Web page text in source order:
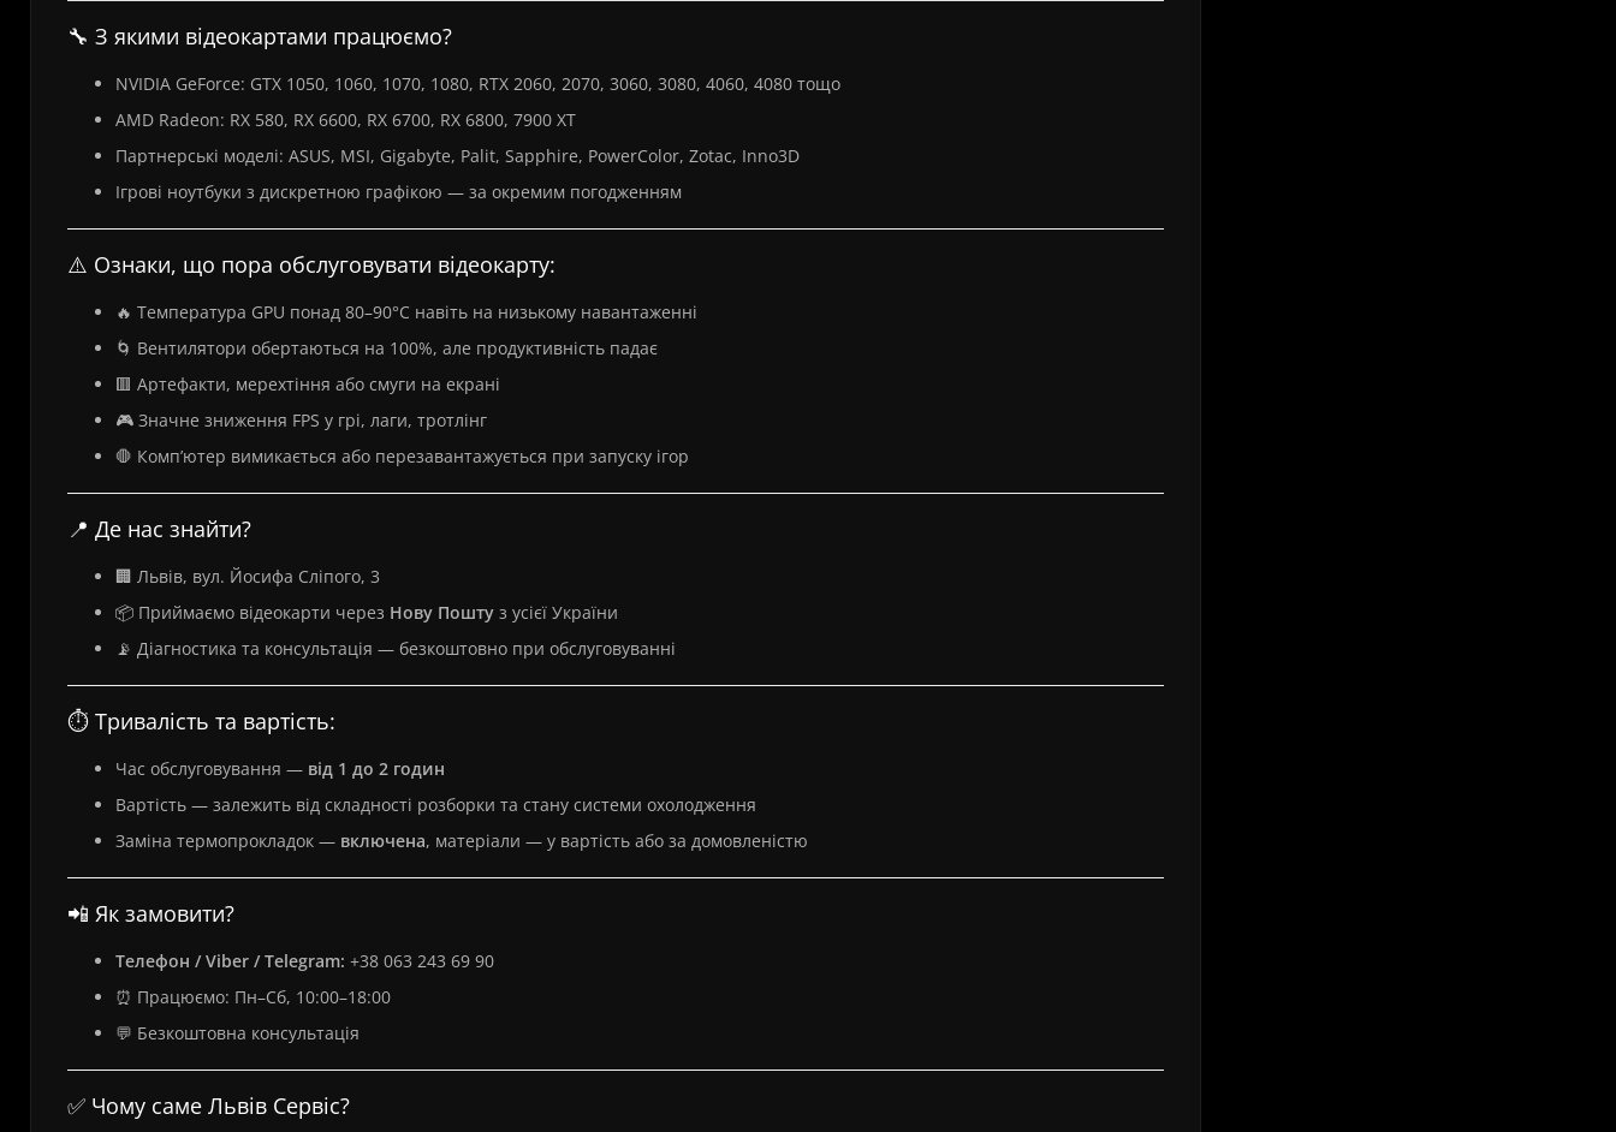
🔧 З якими відеокартами працюємо?
NVIDIA GeForce: GTX 1050, 1060, 1070, 1080, RTX 2060, 2070, 3060, 3080, 4060, 4080 тощо
AMD Radeon: RX 580, RX 6600, RX 6700, RX 6800, 7900 XT
Партнерські моделі: ASUS, MSI, Gigabyte, Palit, Sapphire, PowerColor, Zotac, Inno3D
Ігрові ноутбуки з дискретною графікою — за окремим погодженням
⚠️ Ознаки, що пора обслуговувати відеокарту:
🔥 Температура GPU понад 80–90°C навіть на низькому навантаженні
🌀 Вентилятори обертаються на 100%, але продуктивність падає
🟥 Артефакти, мерехтіння або смуги на екрані
🎮 Значне зниження FPS у грі, лаги, тротлінг
🛑 Комп’ютер вимикається або перезавантажується при запуску ігор
📍 Де нас знайти?
🏢 Львів, вул. Йосифа Сліпого, 3
📦 Приймаємо відеокарти через Нову Пошту з усієї України
📡 Діагностика та консультація — безкоштовно при обслуговуванні
⏱️ Тривалість та вартість:
Час обслуговування — від 1 до 2 годин
Вартість — залежить від складності розборки та стану системи охолодження
Заміна термопрокладок — включена, матеріали — у вартість або за домовленістю
📲 Як замовити?
Телефон / Viber / Telegram: +38 063 243 69 90
⏰ Працюємо: Пн–Сб, 10:00–18:00
💬 Безкоштовна консультація
✅ Чому саме Львів Сервіс?